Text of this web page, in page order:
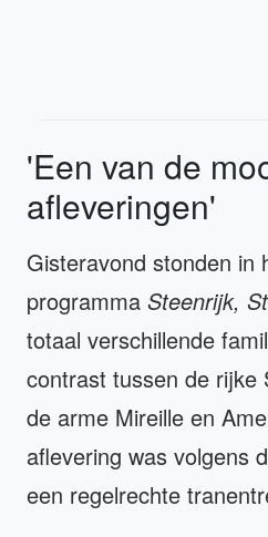
'Een van de
afleveringen'
Gisteravond stonden in
programma Steenrijk,
totaal verschillende
contrast tussen de rijke
de arme Mireille en
aflevering was volgens
een regelrechte